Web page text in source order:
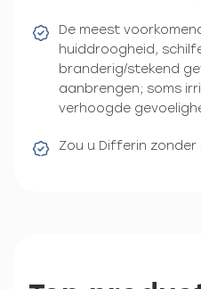
De meest
huiddroogheid,
branderig/stekend
aanbrengen; soms
verhoogde
Zou u Differin